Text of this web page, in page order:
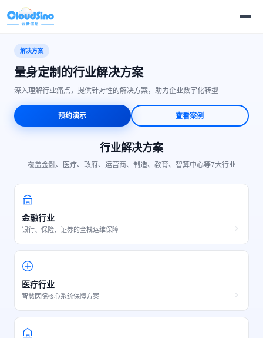
解决方案
量身定制的行业解决方案
深入理解行业痛点，提供针对性的解决方案，助力企业数字化转型
预约演示 查看案例
行业解决方案
覆盖金融、医疗、政府、运营商、制造、教育、智算中心等7大行业
金融行业
银行、保险、证券的全栈运维保障
医疗行业
智慧医院核心系统保障方案